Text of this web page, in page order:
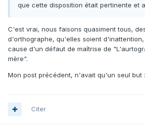
que cette disposition était pertinente et
C'est vrai, nous faisons quasiment tous,
d'orthographe, qu'elles soient d'inattention,
cause d'un défaut de maîtrise de
mère".
Mon post précédent, n'avait qu'un seul but
Citer